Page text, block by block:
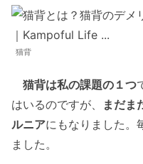
猫背
猫背は私の課題の１つ
はいるのですが、
まだま
ルニアにもなりました。
ました。